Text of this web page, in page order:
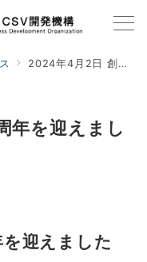
2024年4月2日 創立10周年を迎えました
年を迎えまし
迎えました